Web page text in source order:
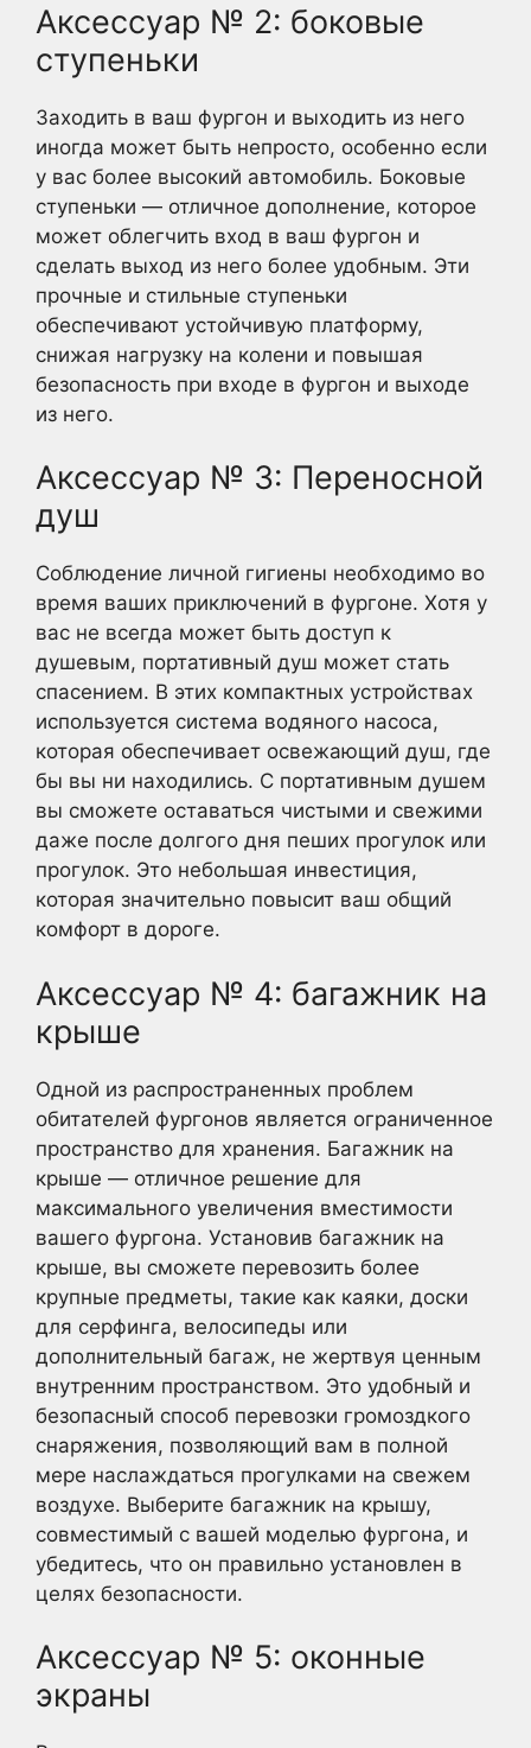
Аксессуар № 2: боковые
ступеньки
Заходить в ваш фургон и выходить из него
иногда может быть непросто, особенно если
у вас более высокий автомобиль. Боковые
ступеньки — отличное дополнение, которое
может облегчить вход в ваш фургон и
сделать выход из него более удобным. Эти
прочные и стильные ступеньки
обеспечивают устойчивую платформу,
снижая нагрузку на колени и повышая
безопасность при входе в фургон и выходе
из него.
Аксессуар № 3: Переносной
душ
Соблюдение личной гигиены необходимо во
время ваших приключений в фургоне. Хотя у
вас не всегда может быть доступ к
душевым, портативный душ может стать
спасением. В этих компактных устройствах
используется система водяного насоса,
которая обеспечивает освежающий душ, где
бы вы ни находились. С портативным душем
вы сможете оставаться чистыми и свежими
даже после долгого дня пеших прогулок или
прогулок. Это небольшая инвестиция,
которая значительно повысит ваш общий
комфорт в дороге.
Аксессуар № 4: багажник на
крыше
Одной из распространенных проблем
обитателей фургонов является ограниченное
пространство для хранения. Багажник на
крыше — отличное решение для
максимального увеличения вместимости
вашего фургона. Установив багажник на
крыше, вы сможете перевозить более
крупные предметы, такие как каяки, доски
для серфинга, велосипеды или
дополнительный багаж, не жертвуя ценным
внутренним пространством. Это удобный и
безопасный способ перевозки громоздкого
снаряжения, позволяющий вам в полной
мере наслаждаться прогулками на свежем
воздухе. Выберите багажник на крышу,
совместимый с вашей моделью фургона, и
убедитесь, что он правильно установлен в
целях безопасности.
Аксессуар № 5: оконные
экраны